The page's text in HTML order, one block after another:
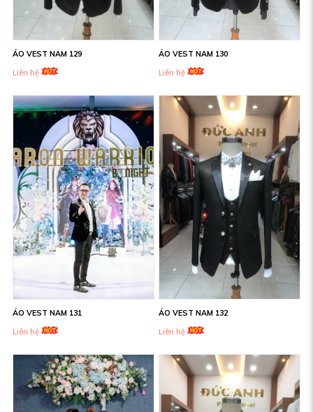
ÁO VEST NAM 129
Liên hệ
ÁO VEST NAM 130
Liên hệ
ÁO VEST NAM 131
Liên hệ
ÁO VEST NAM 132
Liên hệ